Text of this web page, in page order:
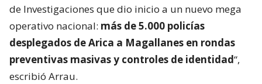
de Investigaciones que dio inicio a un nuevo mega
operativo nacional: más de 5.000 policías
desplegados de Arica a Magallanes en rondas
preventivas masivas y controles de identidad“,
escribió Arrau.